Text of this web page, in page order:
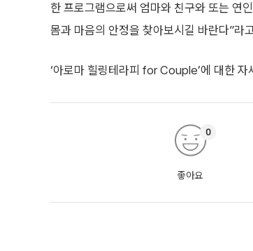
한 프로그램으로써 엄마와 친구와 또는 연
몸과 마음의 안정을 찾아보시길 바란다”라
‘아로마 힐링테라피 for Couple’에 대한
좋아요
0